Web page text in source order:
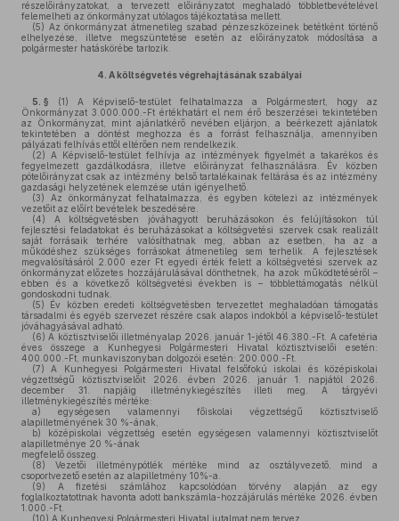
részelőirányzatokat, a tervezett előirányzatot meghaladó többletbevételével
felemelheti az önkormányzat utólagos tájékoztatása mellett.
(5) Az önkormányzat átmenetileg szabad pénzeszközeinek betétként történő
elhelyezése, illetve megszüntetése esetén az előirányzatok módosítása a
polgármester hatáskörébe tartozik.
4. A költségvetés végrehajtásának szabályai
5. § (1) A Képviselő-testület felhatalmazza a Polgármestert, hogy az
Önkormányzat 3.000.000.-Ft értékhatárt el nem érő beszerzései tekintetében
az Önkormányzat, mint ajánlatkérő nevében eljárjon, a beérkezett ajánlatok
tekintetében a döntést meghozza és a forrást felhasználja, amennyiben
pályázati felhívás ettől eltérően nem rendelkezik.
(2) A Képviselő-testület felhívja az intézmények figyelmét a takarékos és
fegyelmezett gazdálkodásra, illetve előirányzat felhasználásra. Év közben
pótelőirányzat csak az intézmény belső tartalékainak feltárása és az intézmény
gazdasági helyzetének elemzése után igényelhető.
(3) Az önkormányzat felhatalmazza, és egyben kötelezi az intézmények
vezetőit az előírt bevételek beszedésére.
(4) A költségvetésben jóváhagyott beruházásokon és felújításokon túl
fejlesztési feladatokat és beruházásokat a költségvetési szervek csak realizált
saját forrásaik terhére valósíthatnak meg, abban az esetben, ha az a
működéshez szükséges forrásokat átmenetileg sem terhelik. A fejlesztések
megvalósításáról 2.000 ezer Ft egyedi érték felett a költségvetési szervek az
önkormányzat előzetes hozzájárulásával dönthetnek, ha azok működtetéséről –
ebben és a következő költségvetési években is – többlettámogatás nélkül
gondoskodni tudnak.
(5) Év közben eredeti költségvetésben tervezettet meghaladóan támogatás
társadalmi és egyéb szervezet részére csak alapos indokból a képviselő-testület
jóváhagyásával adható.
(6) A köztisztviselői illetményalap 2026. január 1-jétől 46.380.-Ft. A cafetéria
éves összege a Kunhegyesi Polgármesteri Hivatal köztisztviselői esetén:
400.000.-Ft, munkaviszonyban dolgozói esetén: 200.000.-Ft.
(7) A Kunhegyesi Polgármesteri Hivatal felsőfokú iskolai és középiskolai
végzettségű köztisztviselőit 2026. évben 2026. január 1. napjától 2026.
december 31. napjáig illetménykiegészítés illeti meg. A tárgyévi
illetménykiegészítés mértéke:
a) egységesen valamennyi főiskolai végzettségű köztisztviselő
alapilletményének 30 %-ának,
b) középiskolai végzettség esetén egységesen valamennyi köztisztviselőt
alapilletménye 20 %-ának
megfelelő összeg.
(8) Vezetői illetménypótlék mértéke mind az osztályvezető, mind a
csoportvezető esetén az alapilletmény 10%-a.
(9) A fizetési számlához kapcsolódóan törvény alapján az egy
foglalkoztatottnak havonta adott bankszámla-hozzájárulás mértéke 2026. évben
1.000.-Ft.
(10) A Kunhegyesi Polgármesteri Hivatal jutalmat nem tervez.